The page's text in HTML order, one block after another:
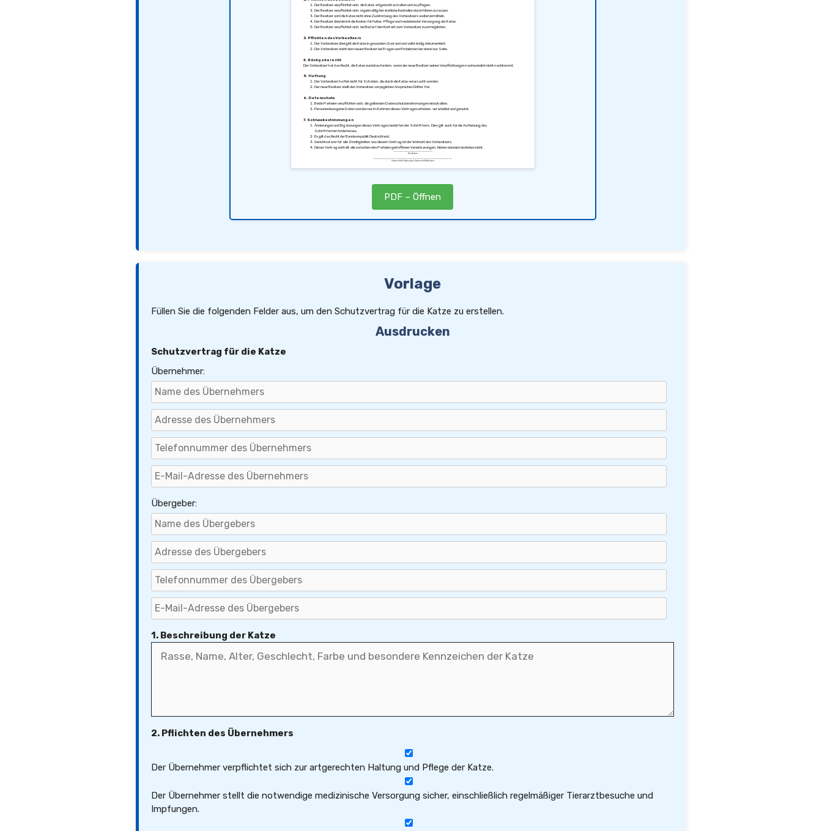
Der Besitzer verpflichtet sich, die Katze artgerecht zu halten und zu pflegen.
Der Besitzer verpflichtet sich, regelmäßig tierärztliche Kontrollen durchführen zu lassen.
Der Besitzer wird die Katze nicht ohne Zustimmung des Vorbesitzers weitervermitteln.
Der Besitzer übernimmt die Kosten für Futter, Pflege und medizinische Versorgung der Katze.
Der Besitzer verpflichtet sich, bei Bedarf den Kontakt zum Vorbesitzer zu ermöglichen.
3. Pflichten des Vorbesitzers
Der Vorbesitzer übergibt die Katze in gesundem Zustand und vollständig dokumentiert.
Der Vorbesitzer steht dem neuen Besitzer bei Fragen und Problemen beratend zur Seite.
4. Rückgaberecht
Der Vorbesitzer hat das Recht, die Katze zurückzufordern, wenn der neue Besitzer seinen Verpflichtungen nachweislich nicht nachkommt.
5. Haftung
Der Vorbesitzer haftet nicht für Schäden, die durch die Katze verursacht werden.
Der neue Besitzer stellt den Vorbesitzer von jeglichen Ansprüchen Dritter frei.
6. Datenschutz
Beide Parteien verpflichten sich, die geltenden Datenschutzbestimmungen einzuhalten.
Personenbezogene Daten werden nur im Rahmen dieses Vertrages erhoben, verarbeitet und genutzt.
7. Schlussbestimmungen
Änderungen und Ergänzungen dieses Vertrages bedürfen der Schriftform. Dies gilt auch für die Aufhebung des
Schriftformerfordernisses.
Es gilt das Recht der Bundesrepublik Deutschland.
Gerichtsstand für alle Streitigkeiten aus diesem Vertrag ist der Wohnort des Vorbesitzers.
Dieser Vertrag enthält alle zwischen den Parteien getroffenen Vereinbarungen. Nebenabreden bestehen nicht.
________________________________
Ort, Datum
________________________________ ________________________________
Unterschrift Vorbesitzer Unterschrift Besitzer
PDF – Öffnen
Vorlage
Füllen Sie die folgenden Felder aus, um den Schutzvertrag für die Katze zu erstellen.
Ausdrucken
Schutzvertrag für die Katze
Übernehmer:
Übergeber:
1. Beschreibung der Katze
2. Pflichten des Übernehmers
Der Übernehmer verpflichtet sich zur artgerechten Haltung und Pflege der Katze.
Der Übernehmer stellt die notwendige medizinische Versorgung sicher, einschließlich regelmäßiger Tierarztbesuche und
Impfungen.